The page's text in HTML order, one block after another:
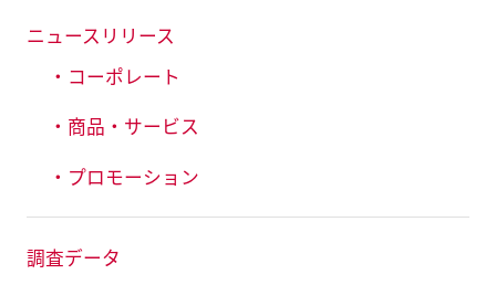
ニュースリリース
・コーポレート
・商品・サービス
・プロモーション
調査データ